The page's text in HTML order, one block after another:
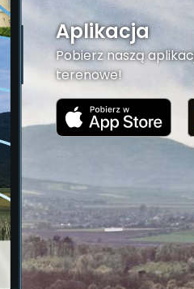
Aplikacja
Pobierz naszą
terenowe!